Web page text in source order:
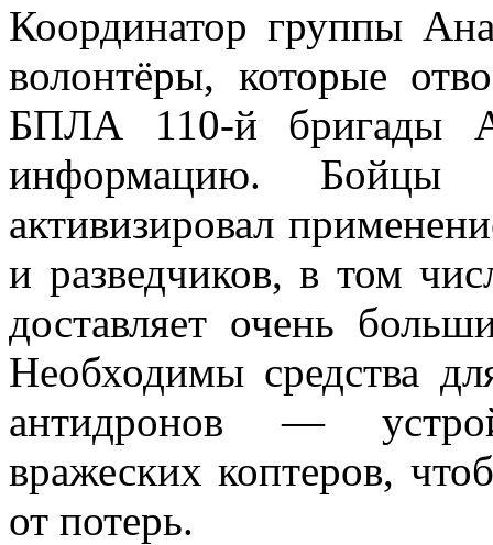
Координатор группы
волонтёры, которые
БПЛА 110-й бригады
информацию. Бойцы
активизировал
и разведчиков, в том
доставляет очень
Необходимы средства
антидронов —
вражеских коптеров,
от потерь.